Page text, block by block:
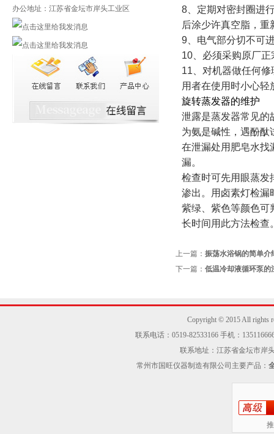
办公地址：江苏省金坛市岸头工业区
8 、定期对密封圈进
后涂少许真空脂，
9 、电气部分切不可
10 、必须采购原厂
11 、对机器做任何
用者在使用时小心
旋转蒸发器的维护
泄露是蒸发器常见的
为氨是碱性，遇酚酞
在泄漏处用肥皂水找
漏。
检查时可先用眼蒸发
渗出。用卤素灯检漏
紫绿、紫色等颜色可
长时间用此方法检查
上一篇： 振荡水浴锅的简单介
下一篇： 低温冷却液循环泵的
Copyright © 2015 All rights
联系电话：0519-82533166 手机：
联系地址：江苏省金坛市岸
常州市国旺仪器制造有限公司主要产品：